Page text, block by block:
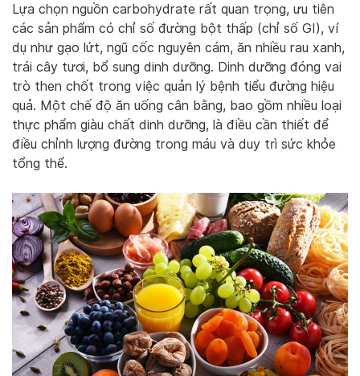
Lựa chọn nguồn carbohydrate rất quan trọng, ưu tiên
các sản phẩm có chỉ số đường bột thấp (chỉ số GI), ví
dụ như gạo lứt, ngũ cốc nguyên cám, ăn nhiều rau xanh,
trái cây tươi, bổ sung dinh dưỡng. Dinh dưỡng đóng vai
trò then chốt trong việc quản lý bệnh tiểu đường hiệu
quả. Một chế độ ăn uống cân bằng, bao gồm nhiều loại
thực phẩm giàu chất dinh dưỡng, là điều cần thiết để
điều chỉnh lượng đường trong máu và duy trì sức khỏe
tổng thể.